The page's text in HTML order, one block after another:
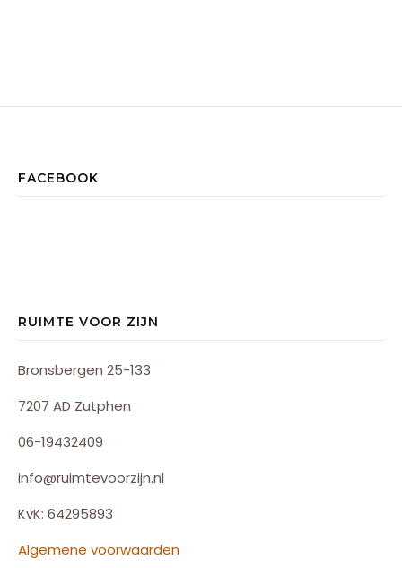
FACEBOOK
RUIMTE VOOR ZIJN
Bronsbergen 25-133
7207 AD Zutphen
06-19432409
info@ruimtevoorzijn.nl
KvK: 64295893
Algemene voorwaarden